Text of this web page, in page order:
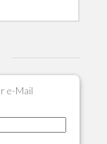
e-Mail